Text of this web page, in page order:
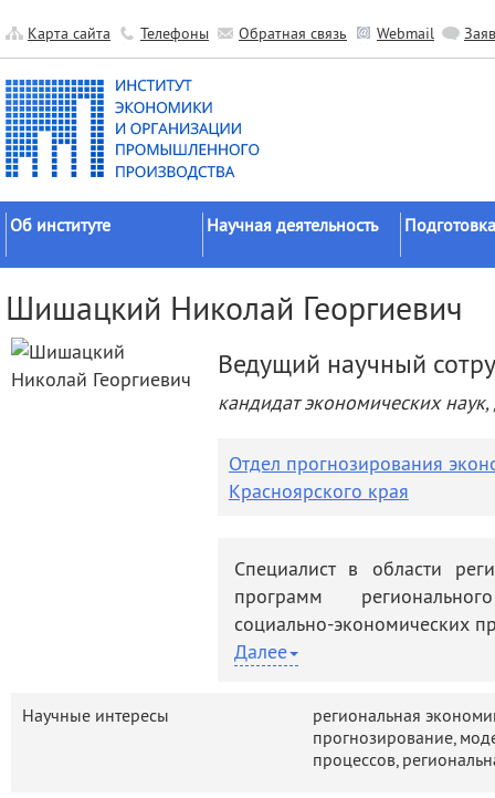
Карта сайта Телефоны Обратная связь Webmail
Об институте
Официальные документы
История
Руководство
Научная деятельность
исследований
Прикладные разработки
Гранты
Экспедиции
Мероприятия
советы
Шишацкий Николай Георгиевич
Ведущий научный
кандидат экономических наук,
Отдел прогнозирования
Красноярского края
Специалист в области
программ
социально-экономических
Закончил
экономики и
РАН с 1976 года, с 1986
прогнозирования
Далее
Научные интересы
региональная
прогнозирование,
процессов,